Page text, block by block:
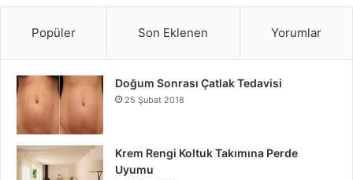
Popüler Son Eklenen Yorumlar
Doğum Sonrası Çatlak Tedavisi
25 Şubat 2018
Krem Rengi Koltuk Takımına Perde
Uyumu